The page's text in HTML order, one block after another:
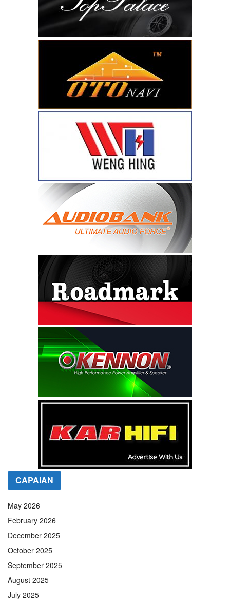
CAPAIAN
May 2026
February 2026
December 2025
October 2025
September 2025
August 2025
July 2025